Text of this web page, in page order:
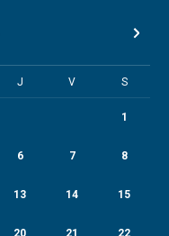
J V S
1
6 7 8
13 14 15
20 21 22